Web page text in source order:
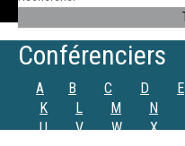
Conférenciers
A B C D E
K
L M N
U
V W X